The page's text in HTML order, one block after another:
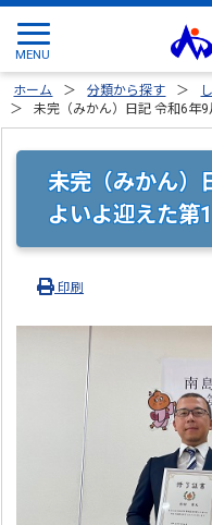
ホーム 分類から探す
未完（みかん）日記 令和6年
未完（みかん）
よいよ迎えた第
印刷